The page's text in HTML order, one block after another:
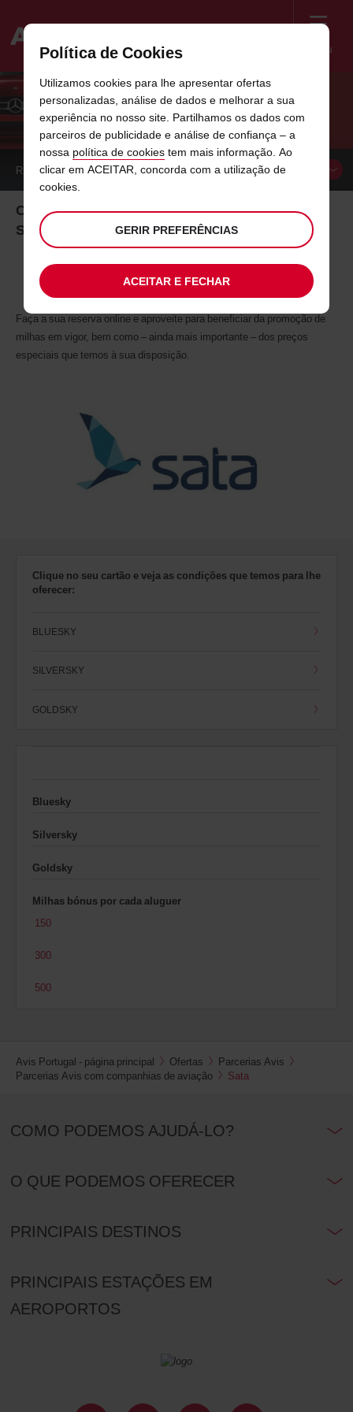
Menu
Avis
SATA IMAGINE
RESERVAR UMCARRO
Condições especiais de aluguer para passageiros
Sata Imagine
Faça a sua reserva online e aproveite para beneficiar da promoção de
milhas em vigor, bem como – ainda mais importante – dos preços
especiais que temos à sua disposição.
Clique no seu cartão e veja as condições que temos para lhe
oferecer:
BLUESKY
SILVERSKY
GOLDSKY
Bluesky
Silversky
Goldsky
Milhas bónus por cada aluguer
150
300
500
Avis Portugal - página principal Ofertas
Parcerias Avis
Parcerias Avis com companhias de aviação
Sata
COMO PODEMOS AJUDÁ-LO?
O QUE PODEMOS OFERECER
PRINCIPAIS DESTINOS
PRINCIPAIS ESTAÇÕES EM
AEROPORTOS
Política de Cookies
Utilizamos cookies para lhe apresentar ofertas
personalizadas, análise de dados e melhorar a sua
experiência no nosso site. Partilhamos os dados com
parceiros de publicidade e análise de confiança – a
nossa política de cookies tem mais informação. Ao
clicar em ACEITAR, concorda com a utilização de
cookies.
GERIR PREFERÊNCIAS
ACEITAR E FECHAR